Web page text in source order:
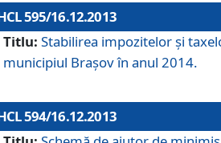
595/16.12.2013
Titlu: Stabilirea impozitelor şi
municipiul Braşov în anul 2014.
594/16.12.2013